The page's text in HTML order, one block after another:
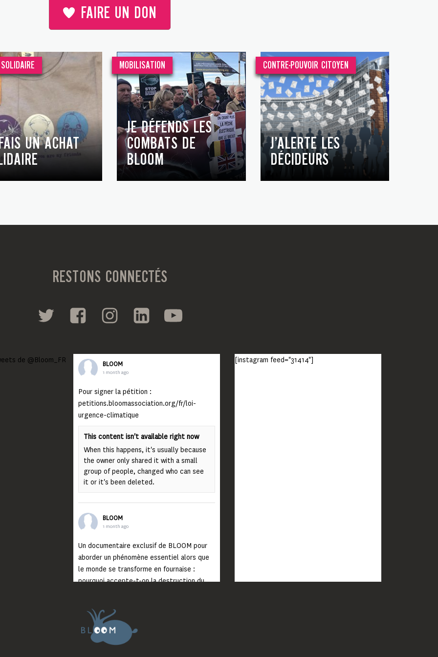
FAIRE UN DON
UN ACHAT
MOBILISATION
JE DÉFENDS LES
COMBATS DE
BLOOM
CONTRE-POUVOIR CITOYEN
J’ALERTE LES
DÉCIDEURS
RESTONS CONNECTÉS
de @Bloom_FR BLOOM
1 month ago
Pour signer la pétition :
petitions.bloomassociation.org/fr/loi-
urgence-climatique
This content isn't available right now
When this happens, it's usually because
the owner only shared it with a small
group of people, changed who can see
it or it's been deleted.
BLOOM
1 month ago
Un documentaire exclusif de BLOOM pour
aborder un phénomène essentiel alors que
le monde se transforme en fournaise :
pourquoi accepte-t-on la destruction du
Lisez jusqu’au bout et rendez-vous sur
notre chaîne Youtube (lien en bio) pour
découvrir un film qui génèrera deux choses
importantes : des conversations
[instagram feed="31414"]